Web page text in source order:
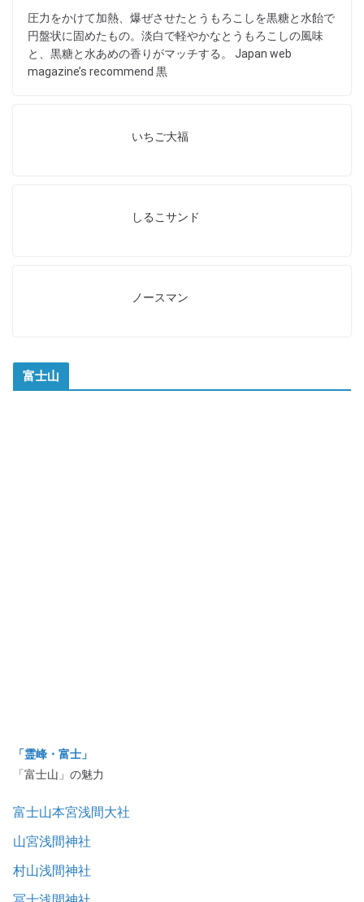
圧力をかけて加熱、爆ぜさせたとうもろこしを黒糖と水飴で
円盤状に固めたもの。淡白で軽やかなとうもろこしの風味
と、黒糖と水あめの香りがマッチする。 Japan web
magazine’s recommend 黒
いちご大福
しるこサンド
ノースマン
富士山
「霊峰・富士」
「富士山」の魅力
富士山本宮浅間大社
山宮浅間神社
村山浅間神社